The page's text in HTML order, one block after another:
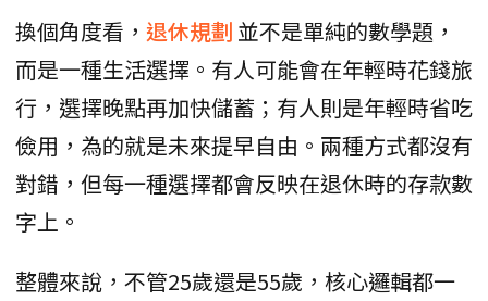
換個角度看， 退休規劃 並不是單純的數學題，
而是一種生活選擇。有人可能會在年輕時花錢旅
行，選擇晚點再加快儲蓄；有人則是年輕時省吃
儉用，為的就是未來提早自由。兩種方式都沒有
對錯，但每一種選擇都會反映在退休時的存款數
字上。
整體來說，不管25歲還是55歲，核心邏輯都一